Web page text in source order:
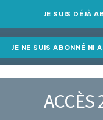
JE SUIS DÉJÀ
JE NE SUIS ABONNÉ NI
ACCÈS